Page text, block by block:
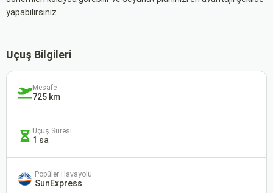
yapabilirsiniz.
Uçuş Bilgileri
Mesafe
725 km
Uçuş Süresi
1 sa
Popüler Havayolu
SunExpress